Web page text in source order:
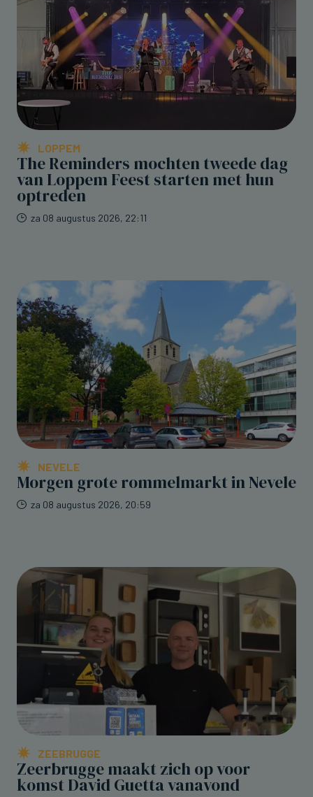
LOPPEM
The Reminders mochten tweede dag
van Loppem Feest starten met hun
optreden
za 08 augustus 2026, 22:11
NEVELE
Morgen grote rommelmarkt in Nevele
za 08 augustus 2026, 20:59
ZEEBRUGGE
Zeerbrugge maakt zich op voor
komst David Guetta vanavond